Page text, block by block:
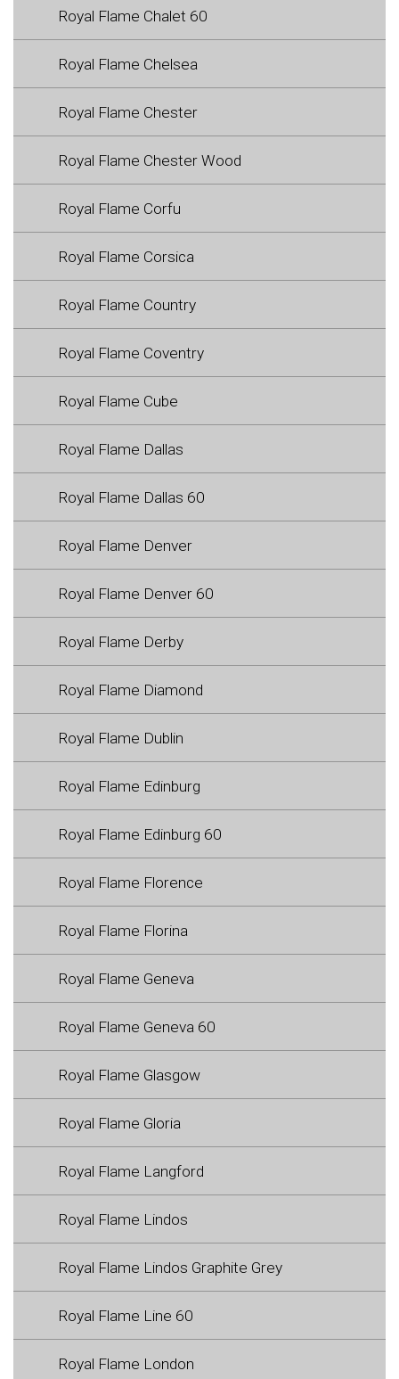
Royal Flame Chalet 60
Royal Flame Chelsea
Royal Flame Chester
Royal Flame Chester Wood
Royal Flame Corfu
Royal Flame Corsica
Royal Flame Country
Royal Flame Coventry
Royal Flame Cube
Royal Flame Dallas
Royal Flame Dallas 60
Royal Flame Denver
Royal Flame Denver 60
Royal Flame Derby
Royal Flame Diamond
Royal Flame Dublin
Royal Flame Edinburg
Royal Flame Edinburg 60
Royal Flame Florence
Royal Flame Florina
Royal Flame Geneva
Royal Flame Geneva 60
Royal Flame Glasgow
Royal Flame Gloria
Royal Flame Langford
Royal Flame Lindos
Royal Flame Lindos Graphite Grey
Royal Flame Line 60
Royal Flame London